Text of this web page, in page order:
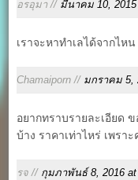
อรอุมา // มีนาคม 10, 2015
เราจะหาทำเลได้จากไห
Chamaiporn // มกราคม 5,
อยากทราบรายละเอียด
บ้าง ราคาเท่าไหร่ เพรา
รจ // กุมภาพันธ์ 8, 2016 at